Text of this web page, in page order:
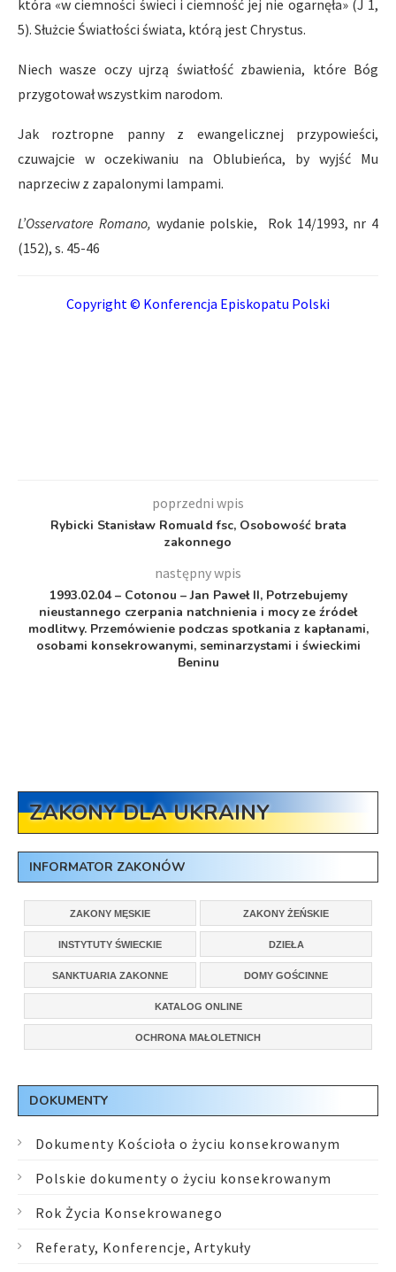
która «w ciemności świeci i ciemność jej nie ogarnęła» (J 1,
5). Służcie Światłości świata, którą jest Chrystus.
Niech wasze oczy ujrzą światłość zbawienia, które Bóg
przygotował wszystkim narodom.
Jak roztropne panny z ewangelicznej przypowieści,
czuwajcie w oczekiwaniu na Oblubieńca, by wyjść Mu
naprzeciw z zapalonymi lampami.
L’Osservatore Romano, wydanie polskie, Rok 14/1993, nr 4
(152), s. 45-46
Copyright © Konferencja Episkopatu Polski
poprzedni wpis
Rybicki Stanisław Romuald fsc, Osobowość brata
zakonnego
następny wpis
1993.02.04 – Cotonou – Jan Paweł II, Potrzebujemy
nieustannego czerpania natchnienia i mocy ze źródeł
modlitwy. Przemówienie podczas spotkania z kapłanami,
osobami konsekrowanymi, seminarzystami i świeckimi
Beninu
ZAKONY DLA UKRAINY
INFORMATOR ZAKONÓW
ZAKONY MĘSKIE ZAKONY ŻEŃSKIE
INSTYTUTY ŚWIECKIE DZIEŁA
SANKTUARIA ZAKONNE DOMY GOŚCINNE
KATALOG ONLINE
OCHRONA MAŁOLETNICH
DOKUMENTY
Dokumenty Kościoła o życiu konsekrowanym
Polskie dokumenty o życiu konsekrowanym
Rok Życia Konsekrowanego
Referaty, Konferencje, Artykuły